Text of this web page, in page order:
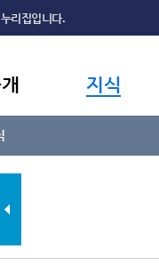
리집입니다.
지식